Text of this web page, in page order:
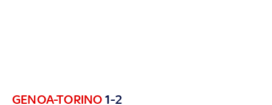
GENOA-TORINO 1-2